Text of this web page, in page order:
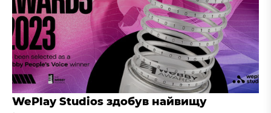
WePlay Studios здобув найвищу